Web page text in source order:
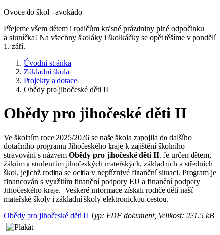
Ovoce do škol - avokádo
Přejeme všem dětem i rodičům krásné prázdniny plné odpočinku
a sluníčka! Na všechny školáky i školkáčky se opět těšíme v pondělí
1. září.
Úvodní stránka
Základní škola
Projekty a dotace
Obědy pro jihočeské děti II
Obědy pro jihočeské děti II
Ve školním roce 2025/2026 se naše škola zapojila do dalšího
dotačního programu Jihočeského kraje k zajištění školního
stravování s názvem Obědy pro jihočeské děti II. Je určen dětem,
žákům a studentům jihočeských mateřských, základních a středních
škol, jejichž rodina se ocitla v nepříznivé finanční situaci. Program je
financován s využitím finanční podpory EU a finanční podpory
Jihočeského kraje. Veškeré informace získali rodiče dětí naší
mateřské školy i základní školy elektronickou cestou.
Obědy pro jihočeské děti II Typ: PDF dokument, Velikost: 231.5 kB